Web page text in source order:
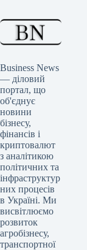
Business News
— діловий
портал, що
об'єднує
новини
бізнесу,
фінансів і
криптовалют
з аналітикою
політичних та
інфраструктур
них процесів
в Україні. Ми
висвітлюємо
розвиток
агробізнесу,
транспортної